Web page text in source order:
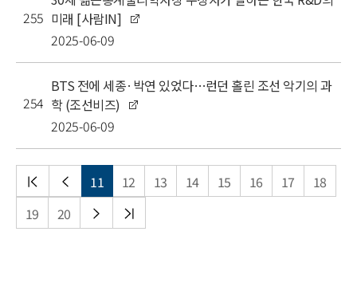
255 미래 [사람IN]
2025-06-09
254
BTS 전에 세종·박연 있었다…런던 홀린 조선 악기의 과
학 (조선비즈)
2025-06-09
처음
목록
이전
목록
11 12 13 14 15 16 17
18
19
20
다음